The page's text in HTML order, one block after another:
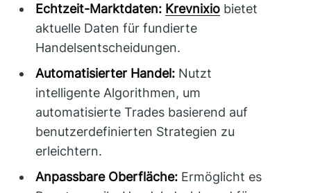
Echtzeit-Marktdaten: Krevnixio bietet
aktuelle Daten für fundierte
Handelsentscheidungen.
Automatisierter Handel: Nutzt
intelligente Algorithmen, um
automatisierte Trades basierend auf
benutzerdefinierten Strategien zu
erleichtern.
Anpassbare Oberfläche: Ermöglicht es